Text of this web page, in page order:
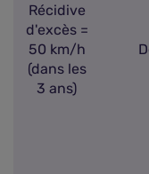
Récidive
d'excès =
50 km/h
(dans les
3 ans)